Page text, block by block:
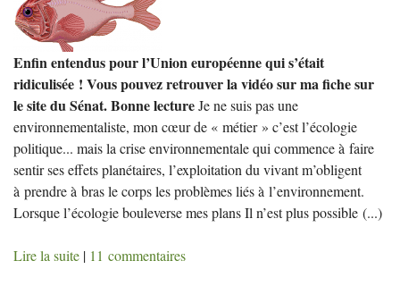
Enfin entendus pour l’Union européenne qui s’était
ridiculisée ! Vous pouvez retrouver la vidéo sur ma fiche sur
le site du Sénat. Bonne lectureJe ne suis pas une
environnementaliste, mon cœur de « métier » c’est l’écologie
politique... mais la crise environnementale qui commence à faire
sentir ses effets planétaires, l’exploitation du vivant m’obligent
à prendre à bras le corps les problèmes liés à l’environnement.
Lorsque l’écologie bouleverse mes plans Il n’est plus possible (...)
Lire la suite | 11 commentaires